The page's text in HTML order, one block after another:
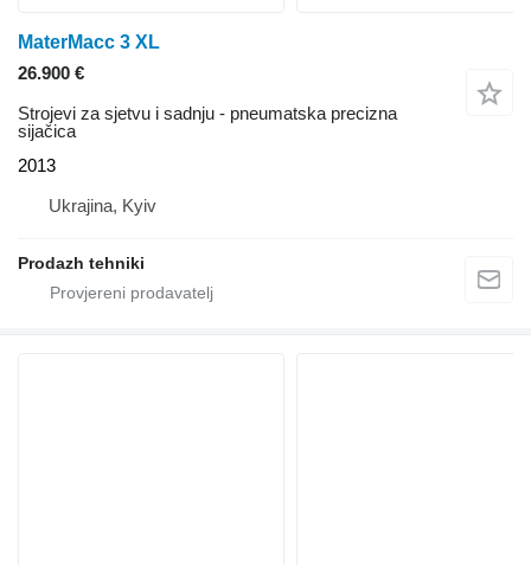
MaterMacc 3 XL
26.900 €
Strojevi za sjetvu i sadnju - pneumatska precizna
sijačica
2013
Ukrajina, Kyiv
Prodazh tehniki